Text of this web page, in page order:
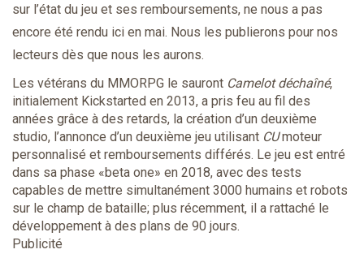
sur l’état du jeu et ses remboursements, ne nous a pas
encore été rendu ici en mai. Nous les publierons pour nos
lecteurs dès que nous les aurons.
Les vétérans du MMORPG le sauront Camelot déchaîné,
initialement Kickstarted en 2013, a pris feu au fil des
années grâce à des retards, la création d’un deuxième
studio, l’annonce d’un deuxième jeu utilisant CUmoteur
personnalisé et remboursements différés. Le jeu est entré
dans sa phase «beta one» en 2018, avec des tests
capables de mettre simultanément 3000 humains et robots
sur le champ de bataille; plus récemment, il a rattaché le
développement à des plans de 90 jours.
Publicité